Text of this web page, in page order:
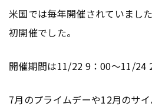
米国では毎年開催されていまし
初開催でした。
開催期間は11/22 9：00〜11/24
7月のプライムデーや12月のサ